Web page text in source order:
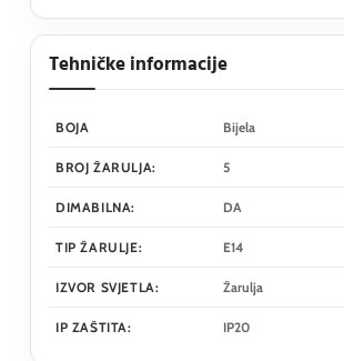
Tehničke informacije
BOJA Bijela
BROJ ŽARULJA: 5
DIMABILNA: DA
TIP ŽARULJE: E14
IZVOR SVJETLA: Žarulja
IP ZAŠTITA: IP20